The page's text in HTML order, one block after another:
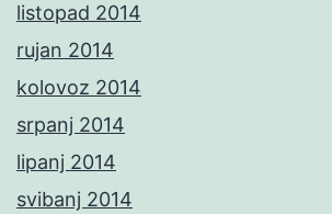
listopad 2014
rujan 2014
kolovoz 2014
srpanj 2014
lipanj 2014
svibanj 2014